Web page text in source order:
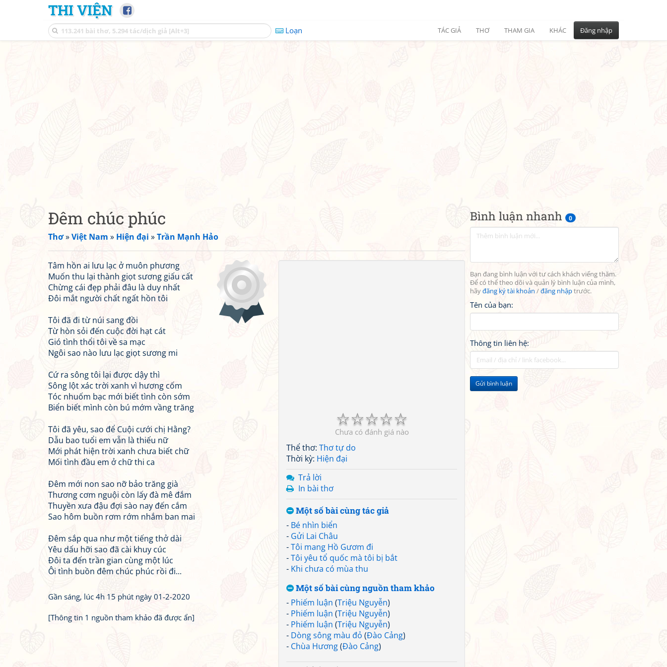
THI VIỆN
Loạn TÁC GIẢ THƠ THAM GIA KHÁC Đăng nhập
Bình luận nhanh 0
Bạn đang bình luận với tư cách khách viếng thăm.
Để có thể theo dõi và quản lý bình luận của mình,
hãyđăng ký tài khoản /đăng nhậptrước.
Tên của bạn:
Thông tin liên hệ:
Gửi bình luận
Đêm chúc phúc
Thơ»Việt Nam » Hiện đại »Trần Mạnh Hảo
☆
☆
☆
☆
☆
Chưa có đánh giá nào
Thể thơ: Thơ tự do
Thời kỳ: Hiện đại
Trả lời
In bài thơ
Một số bài cùng tác giả
- Bé nhìn biển
- Gửi Lai Châu
-Tôi mang Hồ Gươm đi
-Tôi yêu tổ quốc mà tôi bị bắt
- Khi chưa có mùa thu
Một số bài cùng nguồn tham khảo
- Phiếm luận (Triệu Nguyễn)
- Phiếm luận (Triệu Nguyễn)
- Phiếm luận (Triệu Nguyễn)
- Dòng sông màu đỏ (Đào Cảng)
- Chùa Hương(Đào Cảng)
Tâm hồn ai lưu lạc ở muôn phương
Muốn thu lại thành giọt sương giấu cất
Chừng cái đẹp phải đâu là duy nhất
Đôi mắt người chất ngất hồn tôi
Tôi đã đi từ núi sang đồi
Từ hòn sỏi đến cuộc đời hạt cát
Gió tình thổi tôi về sa mạc
Ngôi sao nào lưu lạc giọt sương mi
Cứ ra sông tôi lại được dậy thì
Sông lột xác trời xanh vì hương cốm
Tóc nhuốm bạc mới biết tình còn sớm
Biển biết mình còn bú mớm vầng trăng
Tôi đã yêu, sao để Cuội cưới chị Hằng?
Dẫu bao tuổi em vẫn là thiếu nữ
Mới phát hiện trời xanh chưa biết chữ
Mối tình đầu em ở chữ thi ca
Đêm mới non sao nỡ bảo trăng già
Thương cơm nguội còn lấy đà mê đắm
Thuyền xưa đậu đợi sào nay đến cắm
Sao hôm buồn rơm rớm nhắm ban mai
Đêm sắp qua như một tiếng thở dài
Yêu dấu hỡi sao đã cài khuy cúc
Đôi ta đến trần gian cùng một lúc
Ôi tình buồn đêm chúc phúc rồi đi...
Gần sáng, lúc 4h 15 phút ngày 01-2-2020
[Thông tin 1 nguồn tham khảo đã được ẩn]